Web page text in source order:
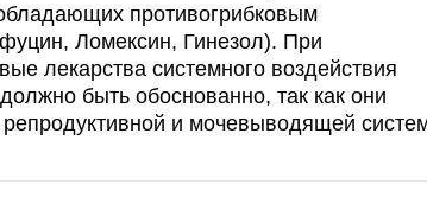
противогрибковым
Ломексин, Гинезол). При
лекарства системного воздействия
быть обоснованно, так как они
и мочевыводящей